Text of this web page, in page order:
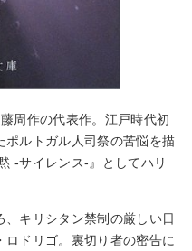
周作の代表作。江戸時代初
ポルトガル人司祭の苦悩を描
-サイレンス-』としてハリ
キリシタン禁制の厳しい日
ドリゴ。裏切り者の密告に